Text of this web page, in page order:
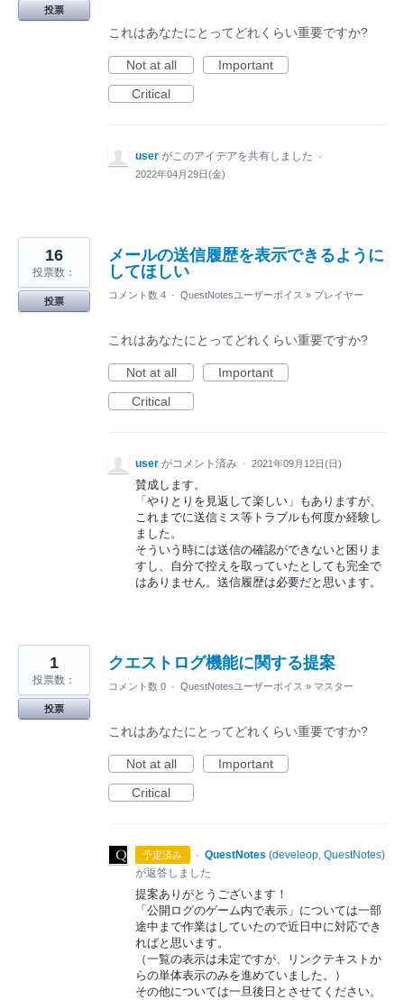
投票
これはあなたにとってどれくらい重要ですか?
Not at all
Important
Critical
user がこのアイデアを共有しました ·
2022年04月29日(金)
メールの送信履歴を表示できるように
してほしい
16
投票数：
投票
コメント数 4 · QuestNotesユーザーボイス » プレイヤー
これはあなたにとってどれくらい重要ですか?
Not at all
Important
Critical
user がコメント済み · 2021年09月12日(日)
賛成します。
「やりとりを見返して楽しい」もありますが、
これまでに送信ミス等トラブルも何度か経験し
ました。
そういう時には送信の確認ができないと困りま
すし、自分で控えを取っていたとしても完全で
はありません。送信履歴は必要だと思います。
クエストログ機能に関する提案
1
投票数：
投票
コメント数 0 · QuestNotesユーザーボイス » マスター
これはあなたにとってどれくらい重要ですか?
Not at all
Important
Critical
予定済み · QuestNotes (develeop, QuestNotes)
が返答しました
提案ありがとうございます！
「公開ログのゲーム内で表示」については一部
途中まで作業はしていたので近日中に対応でき
ればと思います。
（一覧の表示は未定ですが、リンクテキストか
らの単体表示のみを進めていました。）
その他については一旦後日とさせてください。